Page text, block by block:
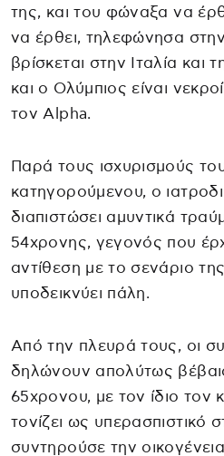
της, και του φώναξα να
να έρθει, τηλεφώνησα
βρίσκεται στην Ιταλία και
και ο Ολύμπιος είναι
τον Alpha.
Παρά τους ισχυρισμούς
κατηγορούμενου, ο
διαπιστώσει αμυντικά
54χρονης, γεγονός που
αντίθεση με το σενάριο
υποδεικνύει πάλη.
Από την πλευρά τους, οι
δηλώνουν απολύτως
65χρονου, με τον ίδιο τον
τονίζει ως υπερασπιστικό
συντηρούσε την